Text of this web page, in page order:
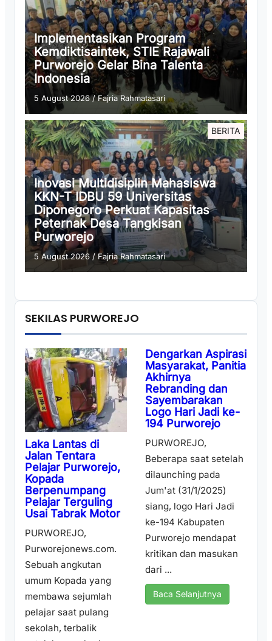
Implementasikan Program
Kemdiktisaintek, STIE Rajawali
Purworejo Gelar Bina Talenta
Indonesia
5 August 2026/Fajria Rahmatasari
BERITA
Inovasi Multidisiplin Mahasiswa
KKN-T IDBU 59 Universitas
Diponegoro Perkuat Kapasitas
Peternak Desa Tangkisan
Purworejo
5 August 2026 /Fajria Rahmatasari
SEKILAS PURWOREJO
Laka Lantas di
Jalan Tentara
Pelajar Purworejo,
Kopada
Berpenumpang
Pelajar Terguling
Usai Tabrak Motor
PURWOREJO,
Purworejonews.com.
Sebuah angkutan
umum Kopada yang
membawa sejumlah
pelajar saat pulang
sekolah, terbalik
Dengarkan Aspirasi
Masyarakat, Panitia
Akhirnya
Rebranding dan
Sayembarakan
Logo Hari Jadi ke-
194 Purworejo
PURWOREJO,
Beberapa saat setelah
dilaunching pada
Jum'at (31/1/2025)
siang, logo Hari Jadi
ke-194 Kabupaten
Purworejo mendapat
kritikan dan masukan
dari ...
Baca Selanjutnya